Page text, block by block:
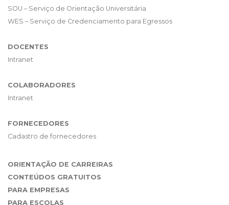
SOU – Serviço de Orientação Universitária
WES – Serviço de Credenciamento para Egressos
DOCENTES
Intranet
COLABORADORES
Intranet
FORNECEDORES
Cadastro de fornecedores
ORIENTAÇÃO DE CARREIRAS
CONTEÚDOS GRATUITOS
PARA EMPRESAS
PARA ESCOLAS